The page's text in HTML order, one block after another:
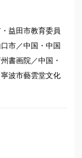
益田市教育委員
市／中国・中国
書画院／中国・
波市藝雲堂文化